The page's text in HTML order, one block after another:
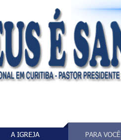
A IGREJA PARA VOCÊ